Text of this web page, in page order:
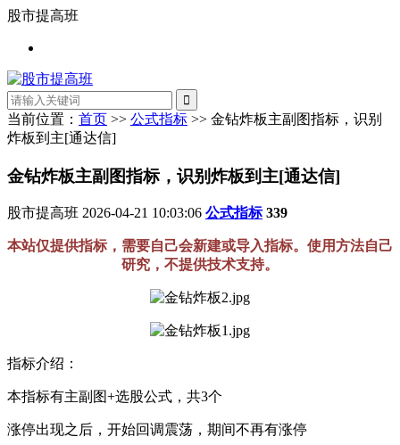
股市提高班
当前位置： 首页 >> 公式指标 >> 金钻炸板主副图指标，识别
炸板到主[通达信]
金钻炸板主副图指标，识别炸板到主[通达信]
股市提高班 2026-04-21 10:03:06 公式指标 339
本站仅提供指标，需要自己会新建或导入指标。使用方法自己
研究，不提供技术支持。
指标介绍：
本指标有主副图+选股公式，共3个
涨停出现之后，开始回调震荡，期间不再有涨停